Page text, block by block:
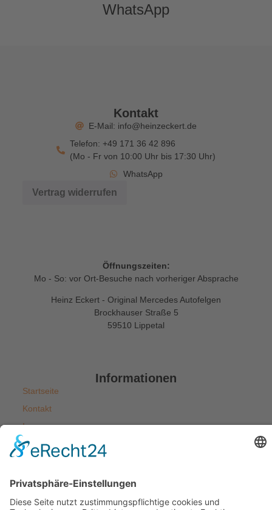
WhatsApp
Öffnungszeiten:
Mo - So: vor Ort-Besuche nach vorheriger Absprache
Heinz Eckert - Original Mercedes Autofelgen
Brockhauser Straße 5
59510 Lippetal
Kontakt
E-Mail: info@heinzeckert.de
Telefon: +49 171 36 42 896
(Mo - Fr von 10:00 Uhr bis 17:30 Uhr)
WhatsApp
Vertrag widerrufen
Informationen
Startseite
Kontakt
Impressum
Datenschutzerklärung
Widerrufsbelehrung
Versandarten